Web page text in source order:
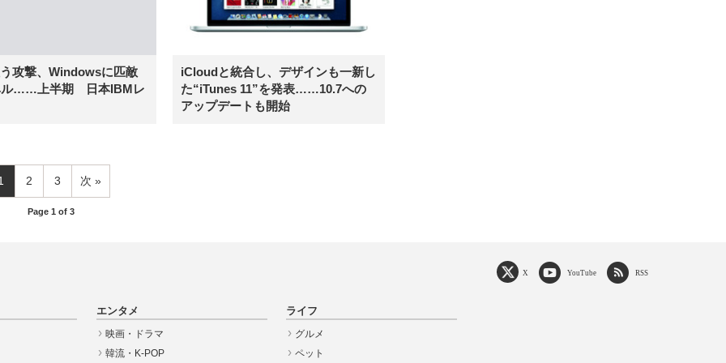
攻撃、Windowsに匹敵
ル……上半期 日本IBMレ
iCloudと統合し、デザインも一新し
た“iTunes 11”を発表……10.7への
アップデートも開始
2 3 次
Page 1 of 3
エンタメ
映画・ドラマ
韓流・K-POP
ライフ
グルメ
ペット
X YouTube RSS